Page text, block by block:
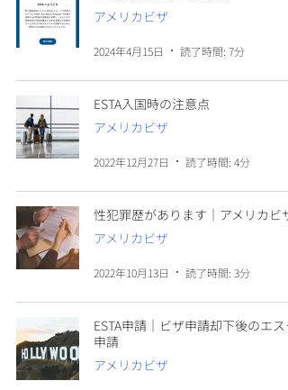
アメリカビザ
2024年4月15日 読了時間: 7分
ESTA入国時の注意点
アメリカビザ
2022年12月27日 読了時間: 4分
性犯罪歴があります｜アメリカビザ
アメリカビザ
2022年10月13日 読了時間: 3分
ESTA申請｜ビザ申請却下後のエスタ
申請
アメリカビザ